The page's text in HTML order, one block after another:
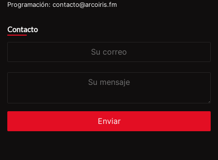
Programación: contacto@arcoiris.fm
Contacto